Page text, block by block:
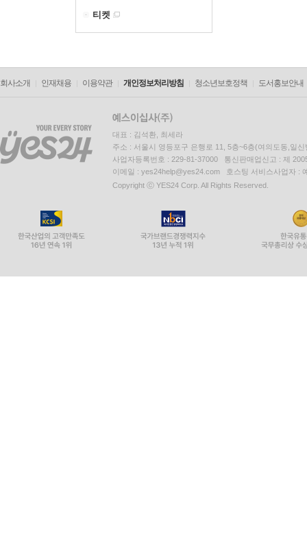
티켓
회사소개 인재채용 이용약관 개인정보처리방침 청소년보호정책 도서홍보안내
대표 : 김석환, 최세라
주소 : 서울시 영등포구 은행로 11, 5층~6층(여의도동,일신
사업자등록번호 : 229-81-37000 통신판매업신고 : 제
이메일 : yes24help@yes24.com 호스팅 서비스사업자 :
Copyright ⓒ YES24 Corp. All Rights Reserved.